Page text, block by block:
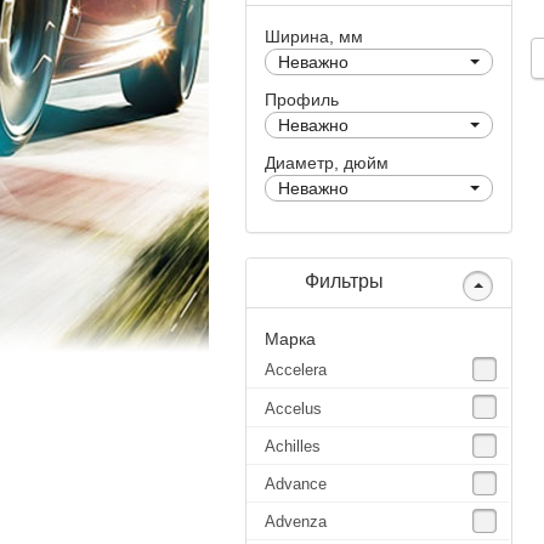
Ширина, мм
Неважно
Профиль
Неважно
Диаметр, дюйм
Неважно
Фильтры
Марка
Accelera
Accelus
Achilles
Advance
Advenza